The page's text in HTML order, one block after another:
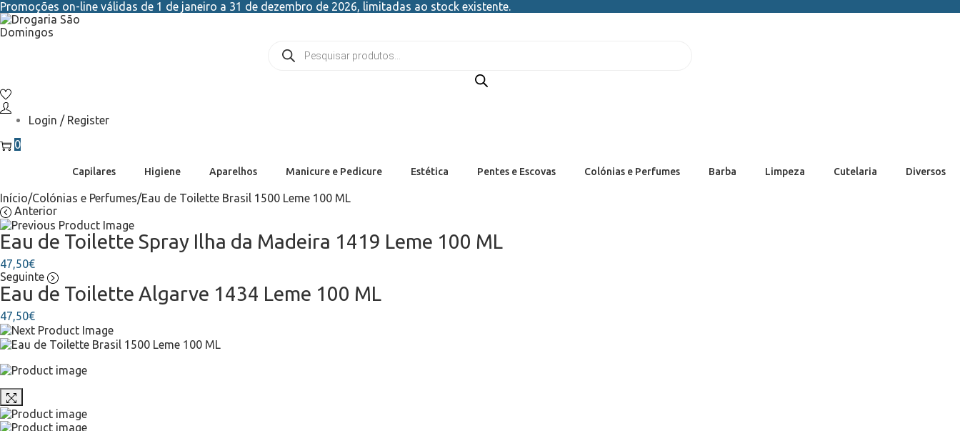
Promoções on-line válidas de 1 de janeiro a 31 de dezembro de 2026, limitadas ao stock existente.
Login / Register
0
Capilares Higiene Aparelhos Manicure e Pedicure Estética Pentes e Escovas Colónias e Perfumes Barba Limpeza Cutelaria Diversos
Início/Colónias e Perfumes/Eau de Toilette Brasil 1500 Leme 100 ML
Anterior
Eau de Toilette Spray Ilha da Madeira 1419 Leme 100 ML
47,50€
Seguinte
Eau de Toilette Algarve 1434 Leme 100 ML
47,50€